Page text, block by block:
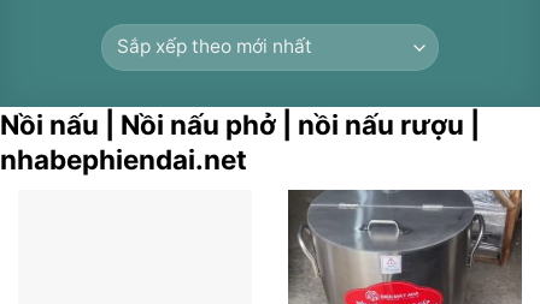
Nồi nấu | Nồi nấu phở | nồi nấu rượu |
nhabephiendai.net